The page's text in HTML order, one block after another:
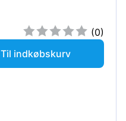
(0)
Til indkøbskurv